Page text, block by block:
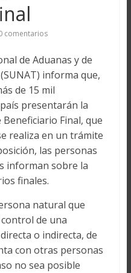
comentarios
de Aduanas y de
informa que,
de 15 mil
presentarán la
Final, que
realiza en un trámite
las personas
informan sobre la
finales.
natural que
de una
o indirecta, de
con otras personas
no sea posible